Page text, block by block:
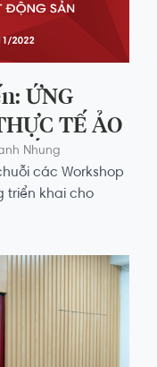
ỨNG
TẾ ẢO
ĐỘNG
Nhung
các Workshop
triển khai cho